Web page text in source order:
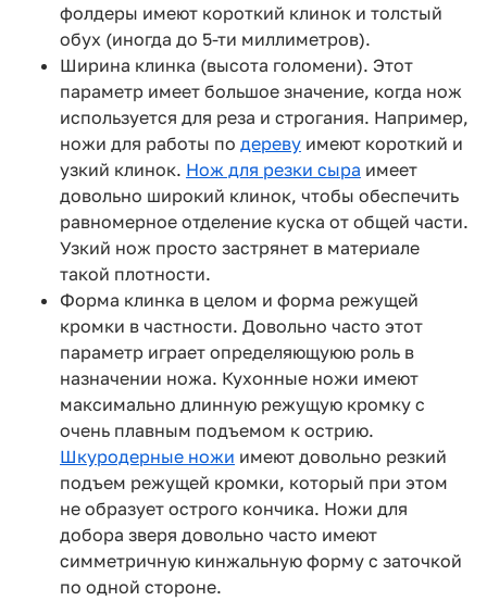
фолдеры имеют короткий клинок и толстый
обух (иногда до 5-ти миллиметров).
Ширина клинка (высота голомени). Этот
параметр имеет большое значение, когда нож
используется для реза и строгания. Например,
ножи для работы по дереву имеют короткий и
узкий клинок. Нож для резки сыра имеет
довольно широкий клинок, чтобы обеспечить
равномерное отделение куска от общей части.
Узкий нож просто застрянет в материале
такой плотности.
Форма клинка в целом и форма режущей
кромки в частности. Довольно часто этот
параметр играет определяющуюю роль в
назначении ножа. Кухонные ножи имеют
максимально длинную режущую кромку с
очень плавным подъемом к острию.
Шкуродерные ножи имеют довольно резкий
подъем режущей кромки, который при этом
не образует острого кончика. Ножи для
добора зверя довольно часто имеют
симметричную кинжальную форму с заточкой
по одной стороне.